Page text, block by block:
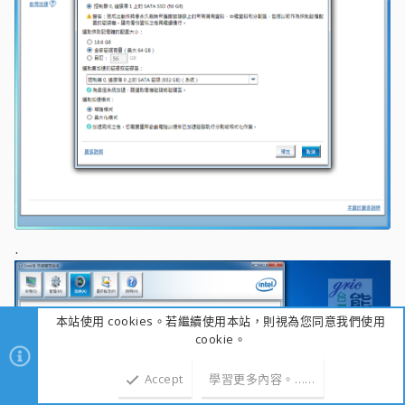
.
本站使用 cookies。若繼續使用本站，則視為您同意我們使用
cookie。
Accept 學習更多內容。……